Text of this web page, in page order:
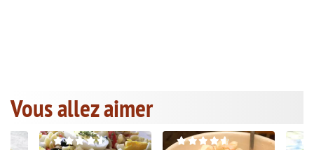
Vous allez aimer